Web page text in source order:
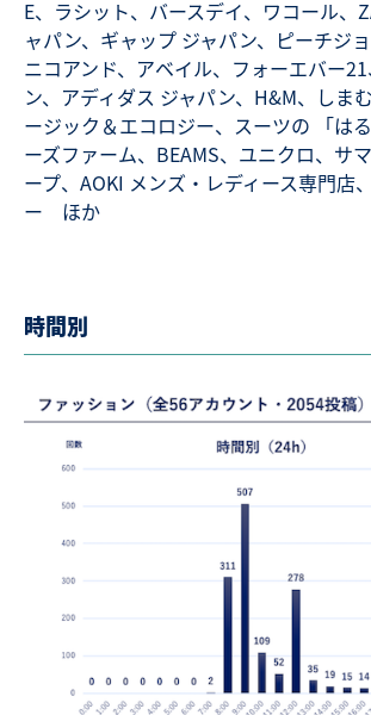
E、ラシット、バースデイ、ワコール、
ャパン、ギャップ ジャパン、ピーチジョ
ニコアンド、アベイル、フォーエバー
ン、アディダス ジャパン、H&M、しま
ージック＆エコロジー、スーツの 「は
ーズファーム、BEAMS、ユニクロ、サ
ープ、AOKI メンズ・レディース専門店
ー ほか
時間別